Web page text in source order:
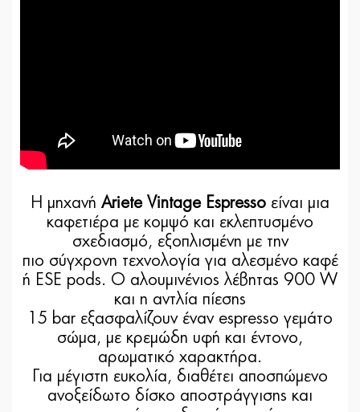
Η μηχανή Ariete Vintage Espresso είναι μια
καφετιέρα με κομψό και εκλεπτυσμένο
σχεδιασμό, εξοπλισμένη με την
πιο σύγχρονη τεχνολογία για αλεσμένο καφέ
ή ESE pods. Ο αλουμινένιος λέβητας 900 W
και η αντλία πίεσης
15 bar εξασφαλίζουν έναν espresso γεμάτο
σώμα, με κρεμώδη υφή και έντονο,
αρωματικό χαρακτήρα.
Για μέγιστη ευκολία, διαθέτει αποσπώμενο
ανοξείδωτο δίσκο αποστράγγισης και